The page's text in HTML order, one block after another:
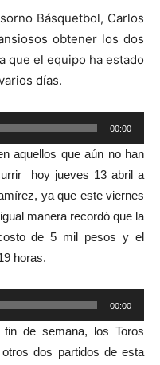
Básquetbol, Carlos
obtener los dos
que el equipo ha estado
días.
00:00
aquellos que aún no han
hoy jueves 13 abril a
ya que este viernes
manera recordó que la
de 5 mil pesos y el
horas.
00:00
de semana, los Toros
dos partidos de esta